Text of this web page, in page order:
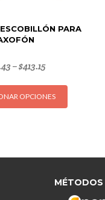
PARA
–$413.15
OPCIONES
Este
Las
se
MÉTODOS